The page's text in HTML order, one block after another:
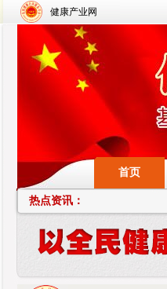
健康产业网
首页
热点资讯：